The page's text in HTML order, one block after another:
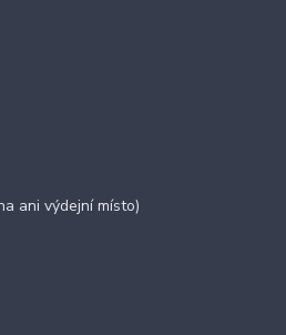
ani výdejní místo)